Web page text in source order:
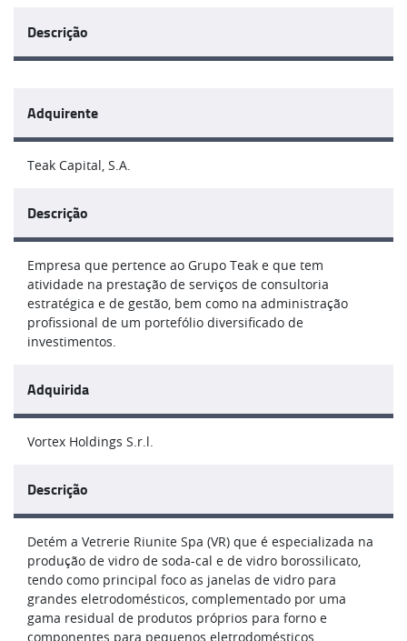
Descrição
Adquirente
Teak Capital, S.A.
Descrição
Empresa que pertence ao Grupo Teak e que tem
atividade na prestação de serviços de consultoria
estratégica e de gestão, bem como na administração
profissional de um portefólio diversificado de
investimentos.
Adquirida
Vortex Holdings S.r.l.
Descrição
Detém a Vetrerie Riunite Spa (VR) que é especializada na
produção de vidro de soda-cal e de vidro borossilicato,
tendo como principal foco as janelas de vidro para
grandes eletrodomésticos, complementado por uma
gama residual de produtos próprios para forno e
componentes para pequenos eletrodomésticos